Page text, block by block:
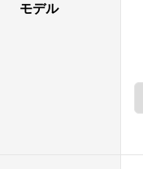
モデル